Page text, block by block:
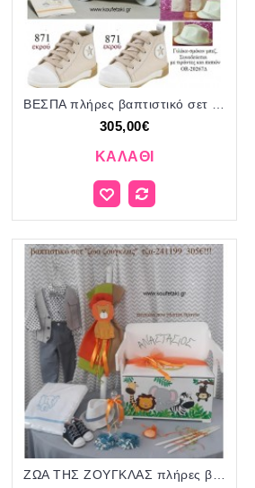
ΒΕΣΠΑ πλήρες βαπτιστικό σετ με ΞΥΛΙΝΟ ΚΟΥΤΙ-ΕΠΙΠΛΟ ΓΙΟ-358120 305€!!!
305,00€
ΚΑΛΆΘΙ
ΖΩΑ ΤΗΣ ΖΟΥΓΚΛΑΣ πλήρες βαπτιστικό σετ με ΞΥΛΙΝΟ ΠΑΓΚΑΚΙ ΠΟΥ ΓΙΝΕΤΑΙ ΓΡΑΦΕΙΟ ΤΖΑ-241199 305€!!!